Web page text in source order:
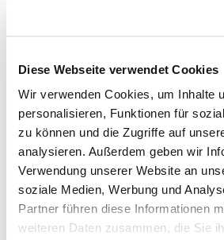
Diese Webseite verwendet Cookies
Wir verwenden Cookies, um Inhalte
personalisieren, Funktionen für
zu können und die Zugriffe auf
analysieren. Außerdem geben wir
Verwendung unserer Website an
soziale Medien, Werbung und
Partner führen diese Informationen
weiteren Daten zusammen, die Sie
06.12.2024
Bewerbungstraining für
24.02.2025
Freie Journalist:in sein und davon